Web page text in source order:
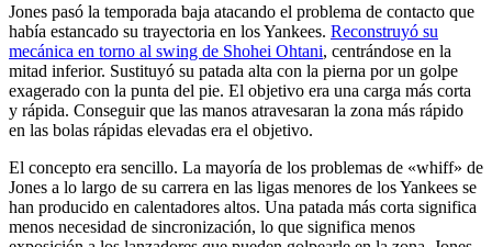
Jones pasó la temporada baja atacando el problema de contacto que
había estancado su trayectoria en los Yankees. Reconstruyó su
mecánica en torno al swing de Shohei Ohtani, centrándose en la
mitad inferior. Sustituyó su patada alta con la pierna por un golpe
exagerado con la punta del pie. El objetivo era una carga más corta
y rápida. Conseguir que las manos atravesaran la zona más rápido
en las bolas rápidas elevadas era el objetivo.
El concepto era sencillo. La mayoría de los problemas de «whiff» de
Jones a lo largo de su carrera en las ligas menores de los Yankees se
han producido en calentadores altos. Una patada más corta significa
menos necesidad de sincronización, lo que significa menos